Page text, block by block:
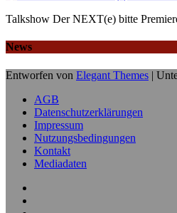
Talkshow Der NEXT(e) bitte
News
Entworfen von Elegant Themes |
AGB
Datenschutzerklärungen
Impressum
Nutzungsbedingungen
Kontakt
Mediadaten